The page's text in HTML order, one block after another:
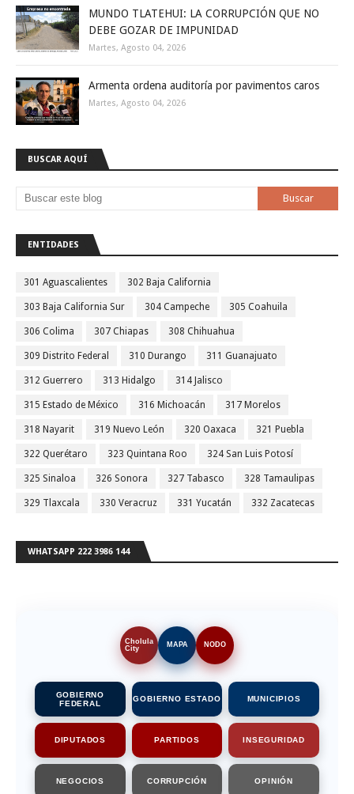
MUNDO TLATEHUI: LA CORRUPCIÓN QUE NO
DEBE GOZAR DE IMPUNIDAD
Martes, Agosto 04, 2026
Armenta ordena auditoría por pavimentos caros
Martes, Agosto 04, 2026
BUSCAR AQUÍ
ENTIDADES
301 Aguascalientes 302 Baja California
303 Baja California Sur 304 Campeche 305 Coahuila
306 Colima 307 Chiapas 308 Chihuahua
309 Distrito Federal 310 Durango 311 Guanajuato
312 Guerrero 313 Hidalgo 314 Jalisco
315 Estado de México 316 Michoacán 317 Morelos
318 Nayarit 319 Nuevo León 320 Oaxaca 321 Puebla
322 Querétaro 323 Quintana Roo 324 San Luis Potosí
325 Sinaloa 326 Sonora 327 Tabasco 328 Tamaulipas
329 Tlaxcala 330 Veracruz 331 Yucatán 332 Zacatecas
WHATSAPP 222 3986 144
Cholula
City
MAPA NODO
GOBIERNO
FEDERAL
GOBIERNO ESTADO MUNICIPIOS
DIPUTADOS PARTIDOS INSEGURIDAD
NEGOCIOS CORRUPCIÓN OPINIÓN